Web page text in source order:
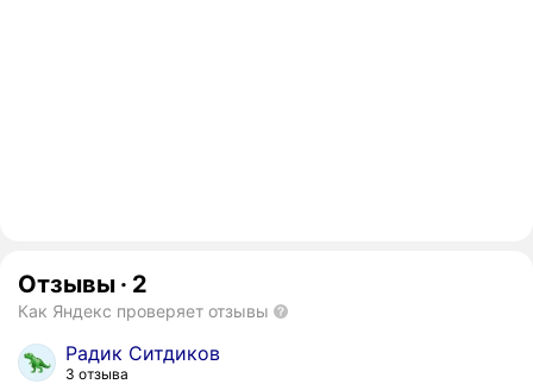
Отзывы · 2
Как Яндекс проверяет отзывы
Радик Ситдиков
3 отзыва